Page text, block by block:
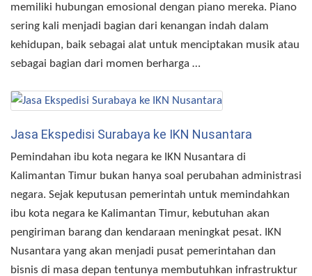
memiliki hubungan emosional dengan piano mereka. Piano
sering kali menjadi bagian dari kenangan indah dalam
kehidupan, baik sebagai alat untuk menciptakan musik atau
sebagai bagian dari momen berharga …
Jasa Ekspedisi Surabaya ke IKN Nusantara
Pemindahan ibu kota negara ke IKN Nusantara di
Kalimantan Timur bukan hanya soal perubahan administrasi
negara. Sejak keputusan pemerintah untuk memindahkan
ibu kota negara ke Kalimantan Timur, kebutuhan akan
pengiriman barang dan kendaraan meningkat pesat. IKN
Nusantara yang akan menjadi pusat pemerintahan dan
bisnis di masa depan tentunya membutuhkan infrastruktur